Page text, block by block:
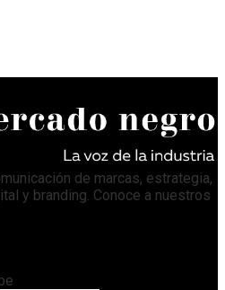
de marcas, estrategia,
y branding. Conoce a nuestros